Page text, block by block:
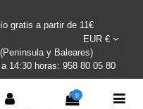
gratis a partir de 11€
EUR €
(Península y Baleares)
14:30 horas: 958 80 05 80
0